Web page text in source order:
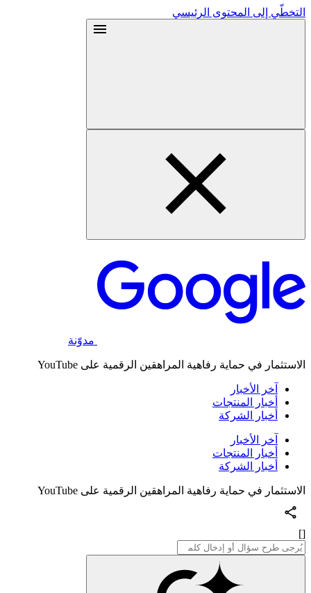
التخطّي إلى المحتوى الرئيسي
مدوّنة
الاستثمار في حماية رفاهية المراهقين الرقمية على YouTube
آخر الأخبار
أخبار المنتجات
أخبار الشركة
آخر الأخبار
أخبار المنتجات
أخبار الشركة
الاستثمار في حماية رفاهية المراهقين الرقمية على YouTube
[]